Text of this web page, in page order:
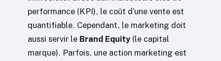
performance (KPI), le coût d’une vente est
quantifiable. Cependant, le marketing doit
aussi servir le Brand Equity (le capital
marque). Parfois, une action marketing est